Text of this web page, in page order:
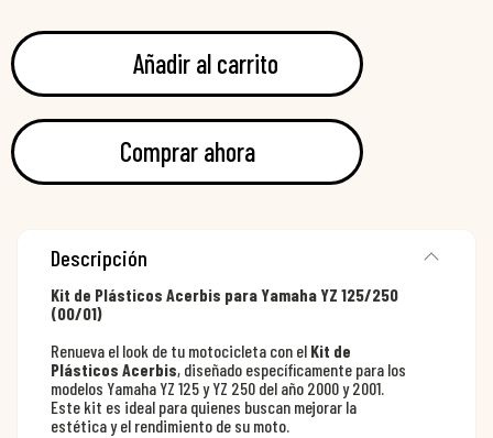
Añadir al carrito
Comprar ahora
Descripción
Kit de Plásticos Acerbis para Yamaha YZ 125/250
(00/01)
Renueva el look de tu motocicleta con el Kit de
Plásticos Acerbis, diseñado específicamente para los
modelos Yamaha YZ 125 y YZ 250 del año 2000 y 2001.
Este kit es ideal para quienes buscan mejorar la
estética y el rendimiento de su moto.